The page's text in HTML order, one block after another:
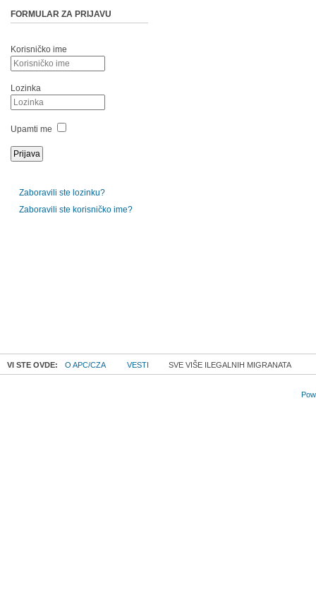
FORMULAR ZA PRIJAVU
Korisničko ime
Lozinka
Upamti me
Zaboravili ste lozinku?
Zaboravili ste korisničko ime?
VI STE OVDE: O APC/CZA VESTI SVE VIŠE ILEGALNIH MIGRANATA